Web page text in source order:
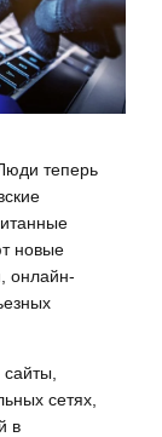
теперь
новые
онлайн-
сетях,
в